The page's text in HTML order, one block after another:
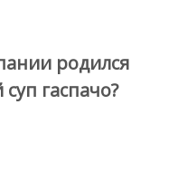
родился
гаспачо?